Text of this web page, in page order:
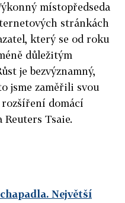
místopředseda
stránkách
který se od roku
důležitým
je bezvýznamný,
jsme zaměřili svou
domácí
Tsaie.
Největší